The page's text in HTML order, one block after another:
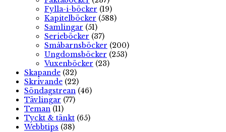
Fylla-i-böcker (19)
Kapitelböcker (588)
Samlingar (51)
Serieböcker (37)
Småbarnsböcker (200)
Ungdomsböcker (253)
Vuxenböcker (23)
Skapande (32)
Skrivande (22)
Söndagstrean (46)
Tävlingar (77)
Teman (11)
Tyckt & tänkt (65)
Webbtips (38)